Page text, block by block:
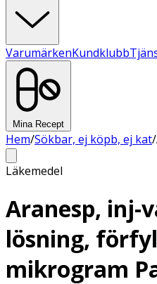
VarumärkenKundklubb
Mina Recept
Hem/Sökbar, ej köpb, ej kat/
Läkemedel
Aranesp, inj-
lösning,
mikrogram